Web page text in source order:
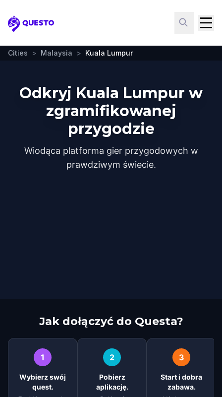
Questo
Cities > Malaysia > Kuala Lumpur
Odkryj Kuala Lumpur w
zgramifikowanej
przygodzie
Wiodąca platforma gier przygodowych w
prawdziwym świecie.
Jak dołączyć do Questa?
1
Wybierz swój
quest.
2
Pobierz
aplikację.
3
Start i dobra
zabawa.